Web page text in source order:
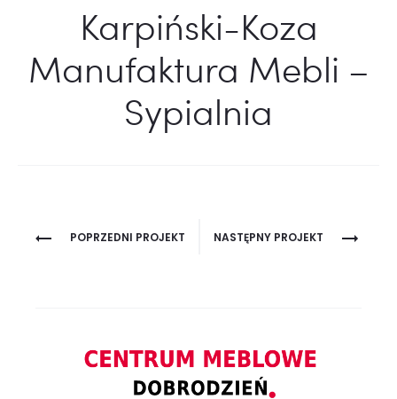
Karpiński-Koza
Manufaktura Mebli –
Sypialnia
ProjectPOPRZEDNI PROJEKT NASTĘPNY PROJEKT